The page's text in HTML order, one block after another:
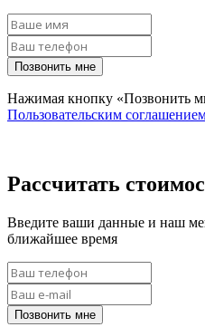
Позвонить мне
Нажимая кнопку «Позвонить
Пользовательским
Рассчитать
Введите ваши данные и наш
ближайшее время
Позвонить мне